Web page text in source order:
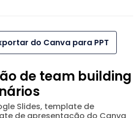
do Canva para PPT
de team building
Slides, template de